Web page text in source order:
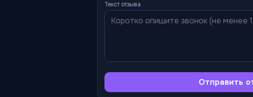
Текст отзыва
Отправить